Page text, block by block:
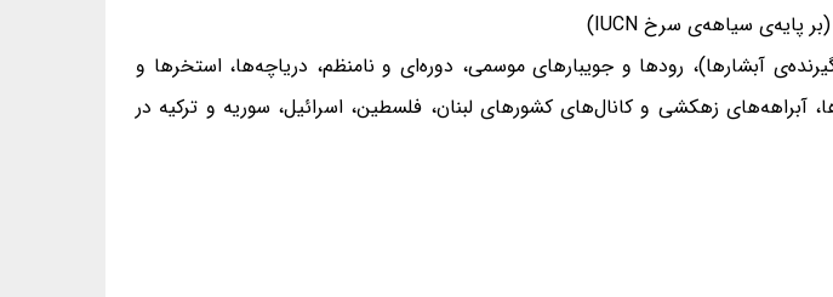
آبشارها)، رودها و جویبارهای موسمی، دوره‌ای و نامنظم، دریاچه‌ها، استخرها و
زهکشی و کانال‌های کشورهای لبنان، فلسطین، اسرائیل، سوریه و ترکیه در